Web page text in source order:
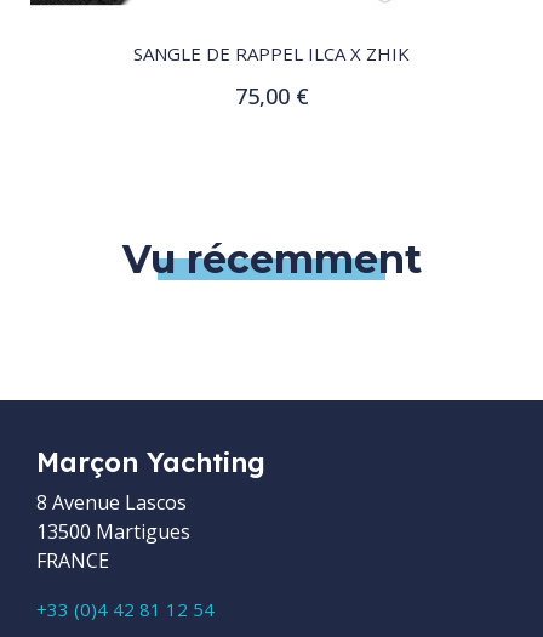
SANGLE DE RAPPEL ILCA X ZHIK
75,00 €
Ajouter au panier
Vu récemment
Marçon Yachting
8 Avenue Lascos
13500 Martigues
FRANCE
+33 (0)4 42 81 12 54